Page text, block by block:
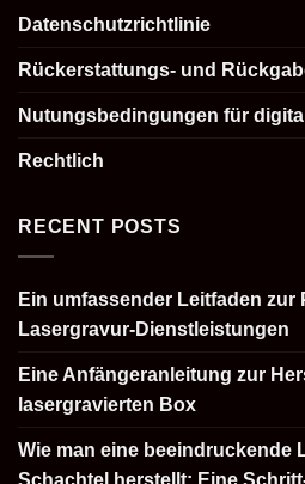
Datenschutzrichtlinie
Rückerstattungs- und
Nutungsbedingungen für
Rechtlich
RECENT POSTS
Ein umfassender Leitfaden zur
Lasergravur-Dienstleistungen
Eine Anfängeranleitung zur
lasergravierten Box
Wie man eine beeindruckende
Schachtel herstellt: Eine